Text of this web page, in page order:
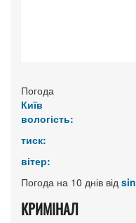
Погода
Київ
вологість:
тиск:
вітер:
Погода на 10 днів від
КРИМІНАЛ